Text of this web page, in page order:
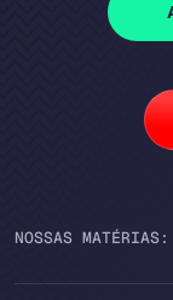
NOSSAS MATÉRIAS: